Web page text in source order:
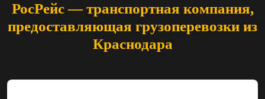
РосРейс — транспортная компания,
предоставляющая грузоперевозки из
Краснодара